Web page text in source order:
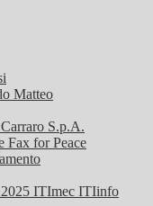
Matteo
S.p.A.
Fax for Peace
2025 ITImec ITIinfo